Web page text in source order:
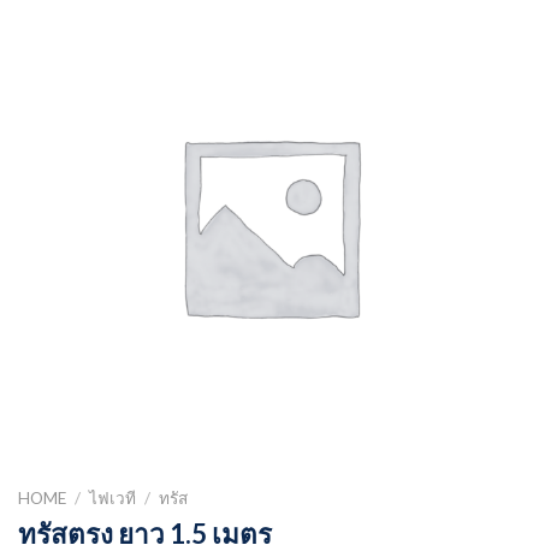
HOME / ไฟเวที / ทรัส
ทรัสตรง ยาว 1.5 เมตร